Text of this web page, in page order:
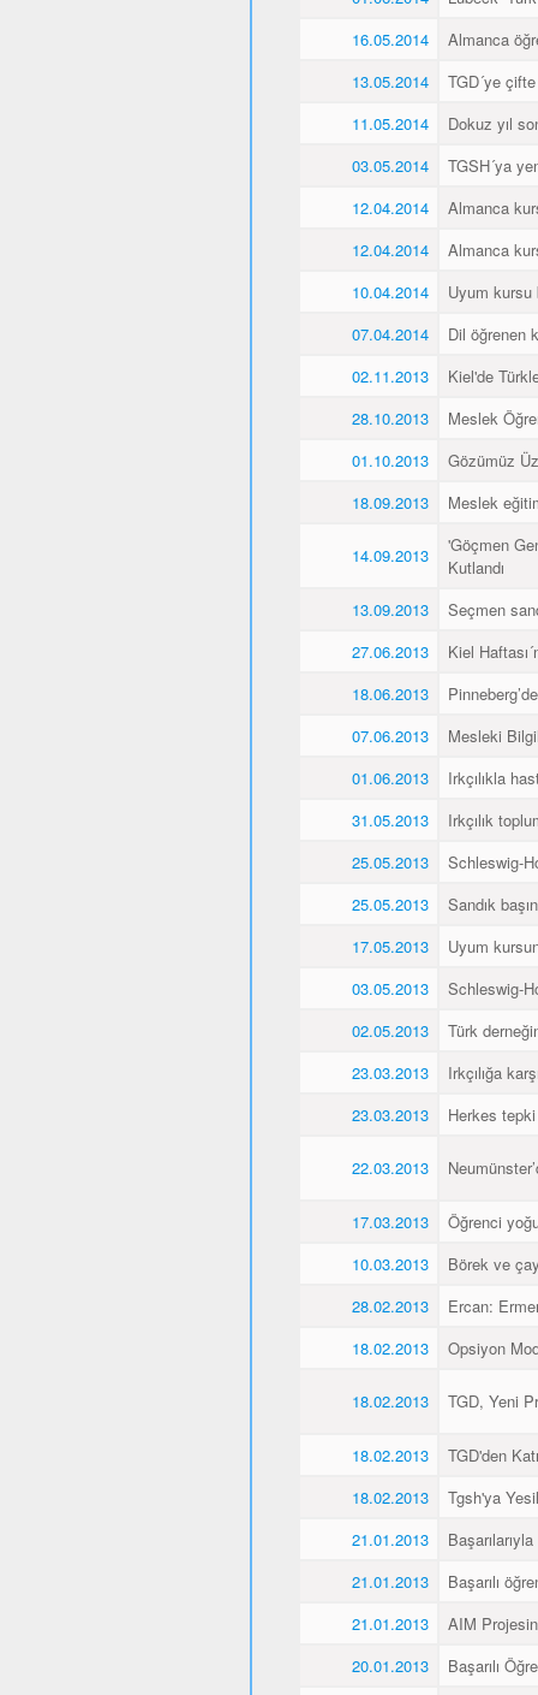
16.05.2014
Almanca
13.05.2014
TGD´ye
11.05.2014
Dokuz yıl
03.05.2014
TGSH´ya
12.04.2014
Almanca
12.04.2014
Almanca
10.04.2014
Uyum kursu
07.04.2014
Dil öğrenen
02.11.2013
Kiel'de
28.10.2013
Meslek
01.10.2013
Gözümüz
18.09.2013
Meslek
14.09.2013
'Göçmen
Kutlandı
13.09.2013
Seçmen
27.06.2013
Kiel
18.06.2013
07.06.2013
Mesleki
01.06.2013
Irkçılıkla
31.05.2013
Irkçılık
25.05.2013
Schleswig-
25.05.2013
Sandık
17.05.2013
Uyum
03.05.2013
Schleswig-
02.05.2013
Türk
23.03.2013
Irkçılığa
23.03.2013
Herkes
22.03.2013
17.03.2013
Öğrenci
10.03.2013
Börek ve
28.02.2013
Ercan:
18.02.2013
Opsiyon
18.02.2013 TGD, Yeni
18.02.2013
TGD'den
18.02.2013
Tgsh'ya
21.01.2013
21.01.2013
Başarılı
21.01.2013
AIM
20.01.2013
Başarılı